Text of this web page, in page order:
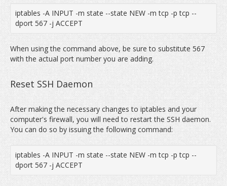
iptables -A INPUT -m state --state NEW -m tcp -p tcp --
dport 567 -j ACCEPT
When using the command above, be sure to substitute 567
with the actual port number you are adding.
Reset SSH Daemon
After making the necessary changes to iptables and your
computer's firewall, you will need to restart the SSH daemon.
You can do so by issuing the following command:
iptables -A INPUT -m state --state NEW -m tcp -p tcp --
dport 567 -j ACCEPT